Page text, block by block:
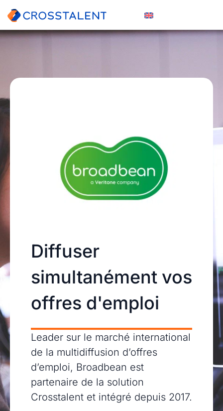
Diffuser
simultanément vos
offres d'emploi
Leader sur le marché international
de la multidiffusion d’offres
d’emploi, Broadbean est
partenaire de la solution
Crosstalent et intégré depuis 2017.